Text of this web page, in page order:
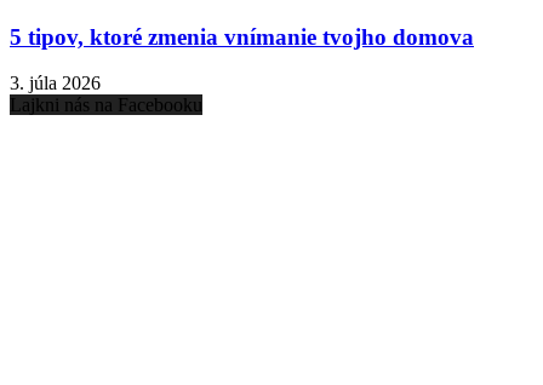
5 tipov, ktoré zmenia vnímanie tvojho domova
3. júla 2026
Lajkni nás na Facebooku